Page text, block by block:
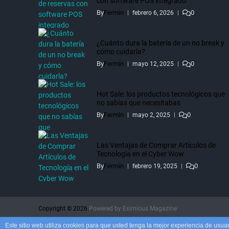
ByFermín febrero 6, 2026 0
¿Cuánto dura la batería de un no break y
cómo cuidarla?
ByFermín mayo 12, 2025 0
Hot Sale: los productos tecnológicos que
no sabías que necesitabas
ByFermín mayo 2, 2025 0
Las Ventajas de Comprar Artículos de
Tecnología en el Cyber Wow
ByFermín febrero 19, 2025 0
Copyright © 2026. Powered by Eximious Magazine
Este sitio web utiliza cookies para que usted tenga la mejor experiencia de